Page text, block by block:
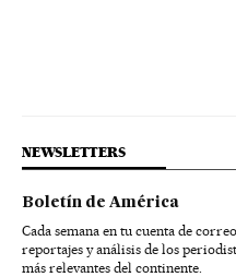
NEWSLETTERS
Boletín de América
Cada semana en tu cuenta de
reportajes y análisis de los
más relevantes del continente.